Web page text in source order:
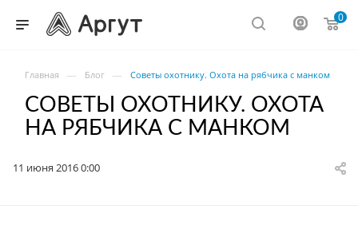
0
Главная — Блог — Советы охотнику. Охота на рябчика с манком
СОВЕТЫ ОХОТНИКУ. ОХОТА
НА РЯБЧИКА С МАНКОМ
11 июня 2016 0:00